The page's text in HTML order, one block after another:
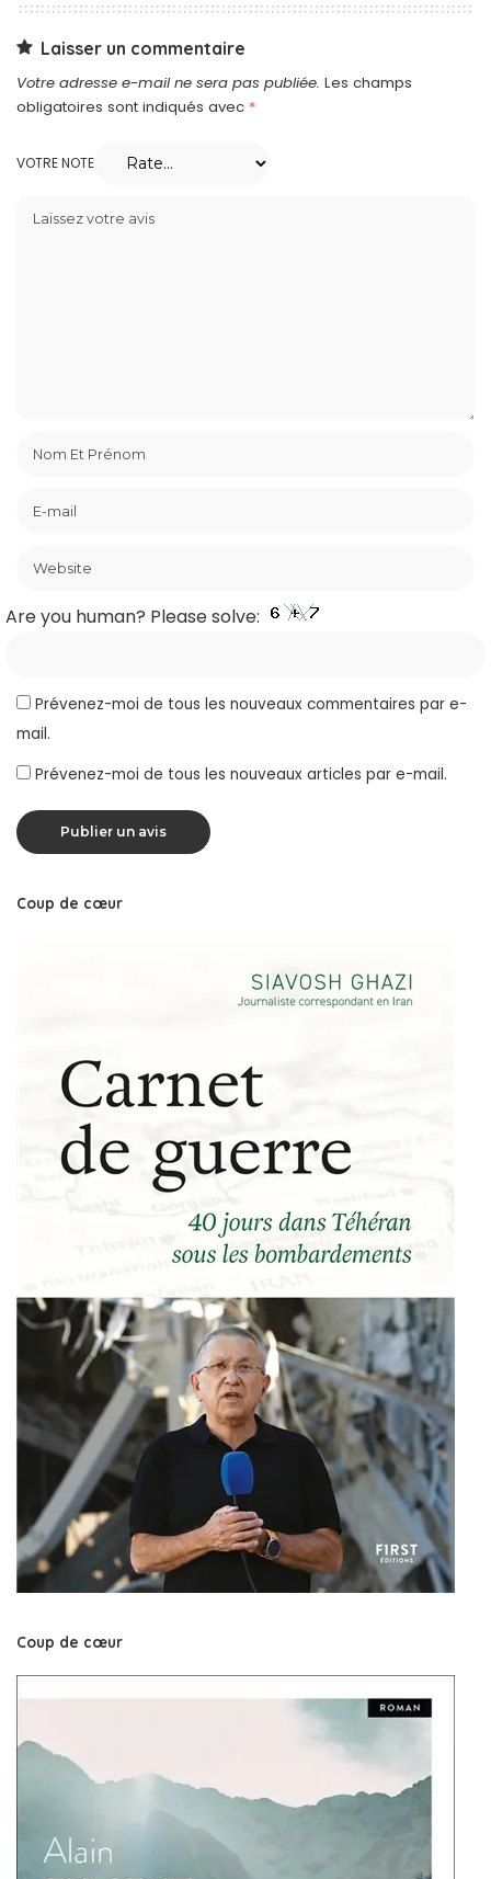
Laisser un commentaire
Votre adresse e-mail ne sera pas publiée. Les champs
obligatoires sont indiqués avec *
VOTRE NOTE
Are you human? Please solve:
Prévenez-moi de tous les nouveaux commentaires par e-
mail.
Prévenez-moi de tous les nouveaux articles par e-mail.
Coup de cœur
Coup de cœur